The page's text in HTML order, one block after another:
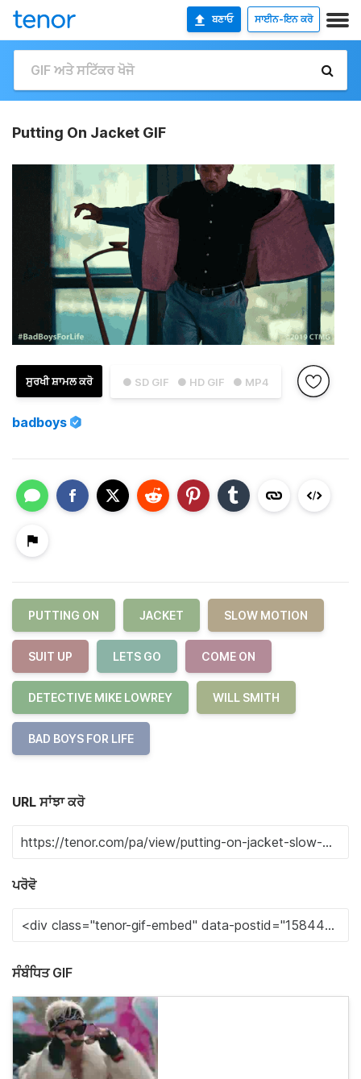
ਬਣਾਓ ਸਾਈਨ-ਇਨ ਕਰੋ
Putting On Jacket GIF
● SD GIF ● HD GIF ● MP4
ਸੁਰਖੀ ਸ਼ਾਮਲ ਕਰੋ
badboys
PUTTING ON JACKET SLOW MOTION
SUIT UP LETS GO COME ON
DETECTIVE MIKE LOWREY WILL SMITH
BAD BOYS FOR LIFE
URL ਸਾਂਝਾ ਕਰੋ
ਪਰੋਵੋ
ਸੰਬੰਧਿਤ GIF